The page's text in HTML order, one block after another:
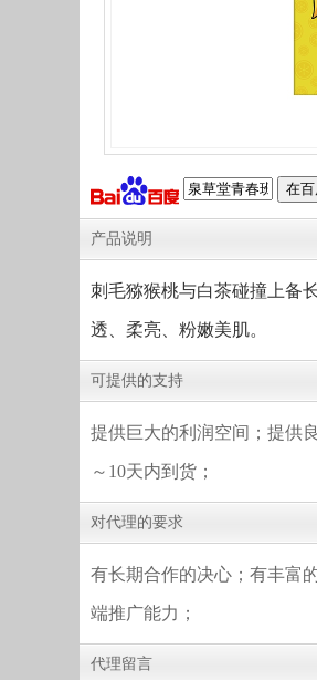
产品说明
刺毛猕猴桃与白茶碰撞上备
透、柔亮、粉嫩美肌。
可提供的支持
提供巨大的利润空间；提供
～10天内到货；
对代理的要求
有长期合作的决心；有丰富
端推广能力；
代理留言